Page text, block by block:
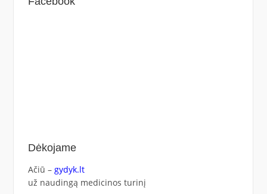
Dėkojame
Ačiū – gydyk.lt
už naudingą medicinos turinį